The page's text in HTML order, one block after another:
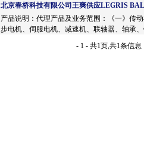
北京春桥科技有限公司王爽供应LEGRIS
产品说明：代理产品及业务范围：《一》传
步电机、伺服电机、减速机、联轴器、轴承
- 1 - 共1页,共1条信息